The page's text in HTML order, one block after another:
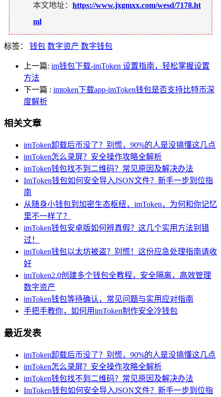
本文地址： https://www.jxgmxx.com/wesd/7178.ht
ml
标签： 钱包 数字资产 数字钱包
上一篇: im钱包下载-imToken 设置指南，轻松掌握设置
方法
下一篇 : imtoken下载app-imToken钱包是否支持比特币深
度解析
相关文章
imToken卸载后币没了？别慌，90%的人是没搞懂这几点
imToken怎么录屏？安全操作攻略全解析
imToken钱包找不到二维码？常见原因及解决办法
ImToken钱包如何安全导入JSON文件？新手一步到位指
南
从随身小钱包到加密生态枢纽，imToken，为何和你记忆
里不一样了？
imToken钱包安卓版如何辨真假？这几个实用方法别错
过！
imToken钱包以太坊被盗？别慌！这份应急处理指南请收
好
imToken2.0创建多个钱包全教程，安全隔离，高效管理
数字资产
imToken钱包等待确认，常见问题与实用应对指南
手把手教你，如何用imToken制作安全冷钱包
最近发表
imToken卸载后币没了？别慌，90%的人是没搞懂这几点
imToken怎么录屏？安全操作攻略全解析
imToken钱包找不到二维码？常见原因及解决办法
ImToken钱包如何安全导入JSON文件？新手一步到位指